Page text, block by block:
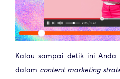
Kalau sampai detik ini Anda
dalam content marketing